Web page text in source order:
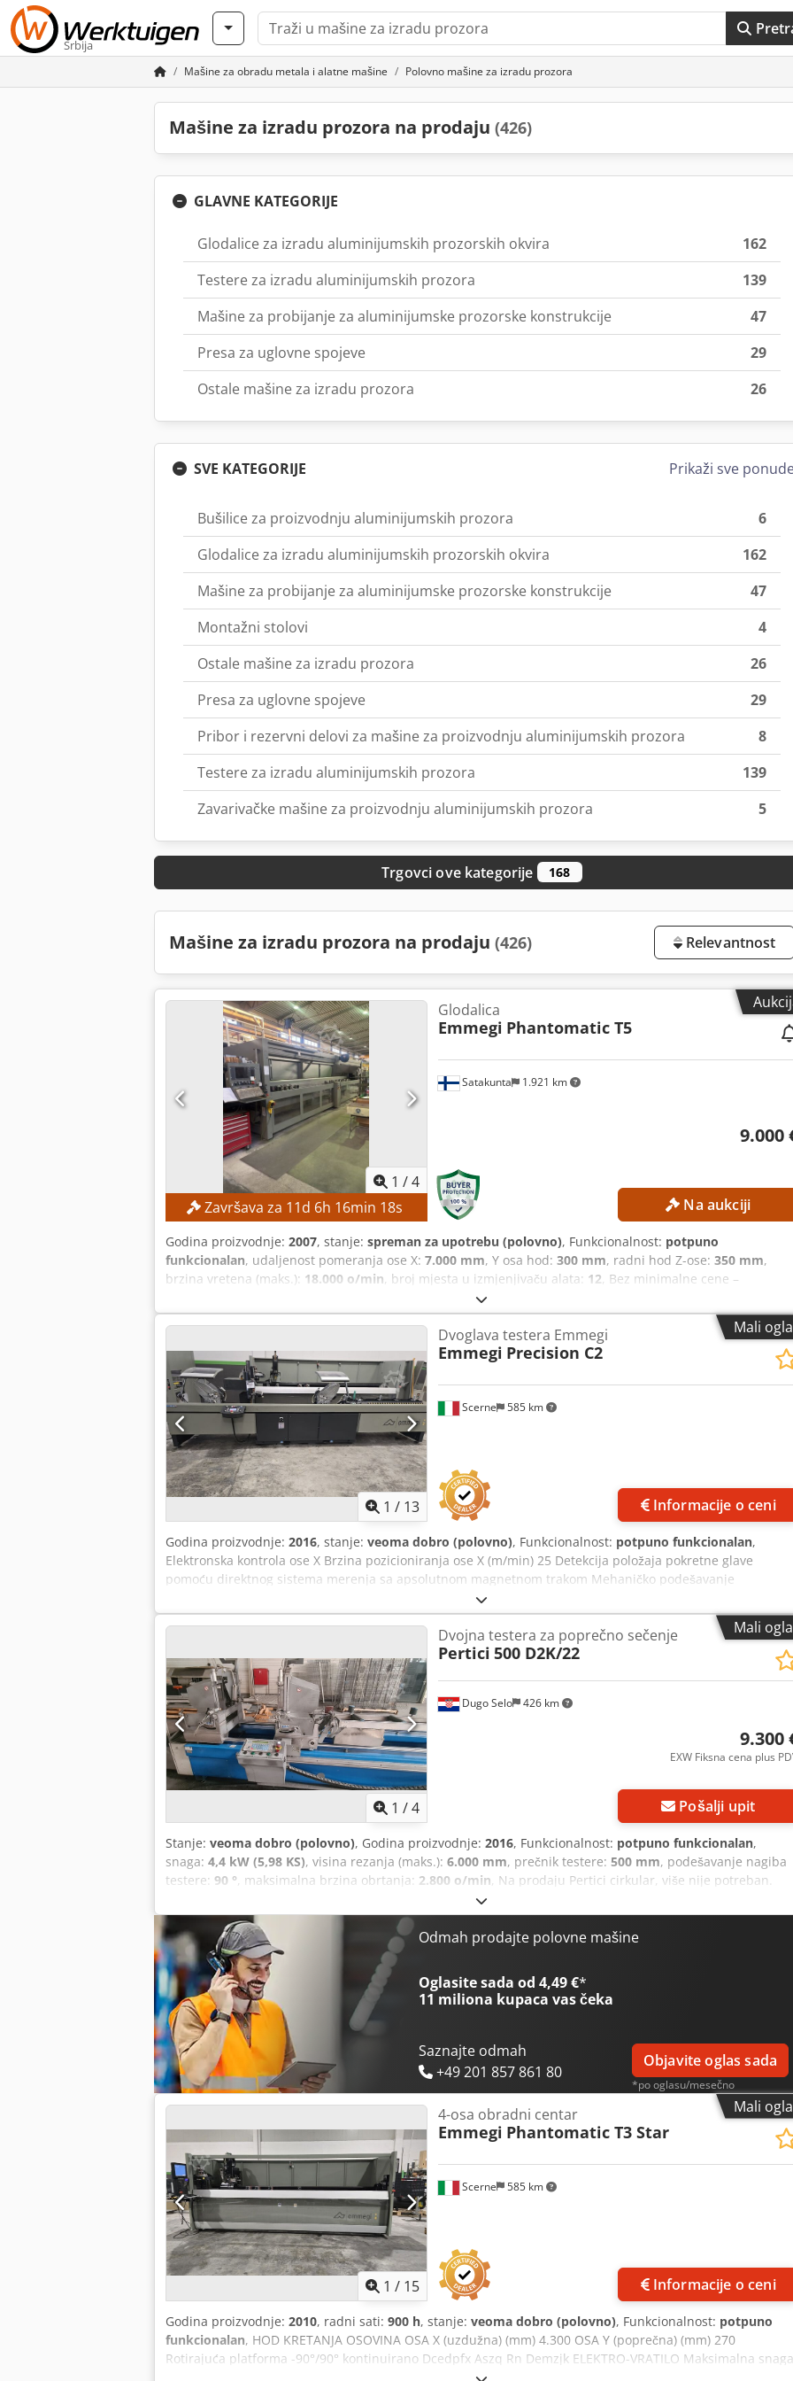
Srbija
Mašine za obradu metala i alatne mašine Polovno mašine za izradu prozora
Mašine za izradu prozora na prodaju (426)
GLAVNE KATEGORIJE
Glodalice za izradu aluminijumskih prozorskih okvira
162
Testere za izradu aluminijumskih prozora
139
Mašine za probijanje za aluminijumske prozorske konstrukcije
47
Presa za uglovne spojeve
29
Ostale mašine za izradu prozora
26
SVE KATEGORIJE Prikaži sve
Bušilice za proizvodnju aluminijumskih prozora
6
Glodalice za izradu aluminijumskih prozorskih okvira
162
Mašine za probijanje za aluminijumske prozorske konstrukcije
47
Montažni stolovi
4
Ostale mašine za izradu prozora
26
Presa za uglovne spojeve
29
Pribor i rezervni delovi za mašine za proizvodnju aluminijumskih prozora
8
Testere za izradu aluminijumskih prozora
139
Zavarivačke mašine za proizvodnju aluminijumskih prozora
5
Trgovci ove kategorije 168
Mašine za izradu prozora na prodaju (426) Relevantnost
1 /4
Završava za 11d 6h 16min 16s
Satakunta 1.921 km
Glodalica
Emmegi Phantomatic T5
9.000
Na aukciji
Godina proizvodnje: 2007, stanje: spreman za upotrebu (polovno), Funkcionalnost: potpuno
funkcionalan, udaljenost pomeranja ose X: 7.000 mm, Y osa hod: 300 mm, radni hod Z-ose: 350 mm,
brzina vretena (maks.): 18.000 o/min, broj mjesta u izmjenjivaču alata: 12, Bez minimalne cene –
garantovana prodaja po najvišoj ponudi! TEHNIČKE KARAKTERISTIKE Hod po X osi: 7.000 mm Hod po Y
300 mm Hod po Z osi: 350 mm Brzina vretena: 18.000 obrtaja u minuti Dedpozqbk Asfx Amzjck Držač
alata: ISO 30 Mesta za alate: 2 magazina, svaki sa 5 + 1 mestom za alat Maksimalna dužina profila: 7.000
mm DETALJI O MAŠINI Upravljanje: CNC upravljanje, 3 ose Snaga vretena: 5,5 kW Radni pritisak: 6–8 bara
Mogućnosti obrade: Obrada sa pet strana pomoću uglastih glava Broj sistema za stezanje: 8 komada
mašine: približno 3.200 kg OPREMA Automatsko pozicioniranje steznih čeljusti Obrada u dve zone /
ciklični rad Dva magazina za alate za oba radna područja Piljenje, bušenje i glodanje u jednom stezanju
Uglaste glave za obradu sa pet strana Idealno za: proizvodnju aluminijumskih prozora i vrata, obradu
profila od lakih metala, proizvodnju PVC profila, serijsku i pojedinačnu proizvodnju, industrijsku
proizvodnju dugih profila.
Mali
1 / 13
Scerne 585 km
Dvoglava testera Emmegi
Emmegi Precision C2
Informacije o ceni
Godina proizvodnje: 2016, stanje: veoma dobro (polovno), Funkcionalnost: potpuno funkcionalan,
Elektronska kontrola ose X Brzina pozicioniranja ose X (m/min) 25 Detekcija položaja pokretne glave
pomoću direktnog sistema merenja sa apsolutnom magnetnom trakom Mehaničko podešavanje
međupolja. Maksimalni spoljašnji nagib 22°30' Oleopneumatski pogon sečiva Dcsdjzr E S Tepfx Amzok
Korisna dužina sečenja (mm) 4.000 Prečnik sečiva (mm) 550 Snaga motora sečiva (kW) 2,2
Mali
1 /4
Dugo Selo 426 km
Dvojna testera za poprečno sečenje
Pertici 500 D2K/22
9.300
EXW Fiksna cena plus
Pošalji upit
Stanje: veoma dobro (polovno), Godina proizvodnje: 2016, Funkcionalnost: potpuno funkcionalan,
snaga: 4,4 kW (5,98 KS), visina rezanja (maks.): 6.000 mm, prečnik testere: 500 mm, podešavanje nagiba
testere: 90 °, maksimalna brzina obrtanja: 2.800 o/min, Na prodaju Pertici cirkular, više nije potreban.
Automatska cirkular sa dve glave za sečenje aluminijumskih profila. Prečnik lista: 500 mm Maksimalna
dužina sečenja: 6000 mm Minimalna dužina sečenja: približno 330 mm Snaga motora: dva trofazna
motora, svaki po 2,2 kW (ukupno 4,4 kW), 2800 obrtaja u minuti Nagib glave: 90-45° Djdpsztc Dcsfx
Godina proizvodnje: 2016. Cena: 9300 € Mašina se može pogledati u Rugvici, Hrvatska (u blizini Zagreba).
Odmah prodajte polovne mašine
Oglasite sada od 4,49 €*
11 miliona kupaca vas čeka
Saznajte odmah
+49 201 857 861 80
Objavite oglas sada
*po oglasu/mesečno
Mali
1 / 15
Scerne 585 km
4-osa obradni centar
Emmegi Phantomatic T3 Star
Informacije o ceni
Godina proizvodnje: 2010, radni sati: 900 h, stanje: veoma dobro (polovno), Funkcionalnost: potpuno
funkcionalan, HOD KRETANJA OSOVINA OSA X (uzdužna) (mm) 4.300 OSA Y (poprečna) (mm) 270
Rotirajuća platforma -90°/90° kontinuirano Dcedpfx Aszq Rn Demzjk ELEKTRO-VRATILO Maksimalna snaga
u režimu S1 (kW) 5,5 Maksimalna brzina (obrtaja u minuti) 20.000, konus za držanje alata HSK - 63F